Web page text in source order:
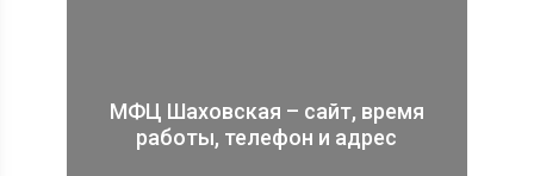
МФЦ Шаховская – сайт, время
работы, телефон и адрес